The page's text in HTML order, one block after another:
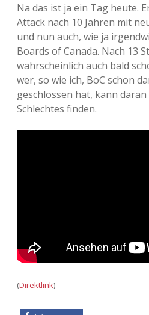
Na das ist ja ein Tag heute.
Attack nach 10 Jahren mit
und nun auch, wie ja
Boards of Canada. Nach 13
wahrscheinlich auch bald
wer, so wie ich, BoC schon
geschlossen hat, kann
Schlechtes finden.
(Direktlink)